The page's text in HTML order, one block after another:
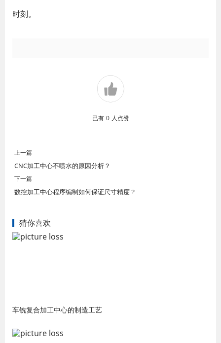
时刻。
已有 0 人点赞
上一篇
CNC加工中心不喷水的原因分析？
下一篇
数控加工中心程序编制如何保证尺寸精度？
猜你喜欢
车铣复合加工中心的制造工艺